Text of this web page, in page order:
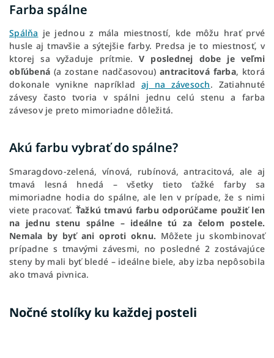
Farba spálne
Spálňa je jednou z mála miestností, kde môžu hrať prvé
husle aj tmavšie a sýtejšie farby. Predsa je to miestnosť, v
ktorej sa vyžaduje prítmie.V poslednej dobe je veľmi
obľúbená (a zostane nadčasovou) antracitová farba, ktorá
dokonale vynikne napríklad aj na závesoch. Zatiahnuté
závesy často tvoria v spálni jednu celú stenu a farba
závesov je preto mimoriadne dôležitá.
Akú farbu vybrať do spálne?
Smaragdovo-zelená, vínová, rubínová, antracitová, ale aj
tmavá lesná hnedá – všetky tieto ťažké farby sa
mimoriadne hodia do spálne, ale len v prípade, že s nimi
viete pracovať. Ťažkú tmavú farbu odporúčame použiť len
na jednu stenu spálne – ideálne tú za čelom postele.
Nemala by byť ani oproti oknu. Môžete ju skombinovať
prípadne s tmavými závesmi, no posledné 2 zostávajúce
steny by mali byť bledé – ideálne biele, aby izba nepôsobila
ako tmavá pivnica.
Nočné stolíky ku každej posteli